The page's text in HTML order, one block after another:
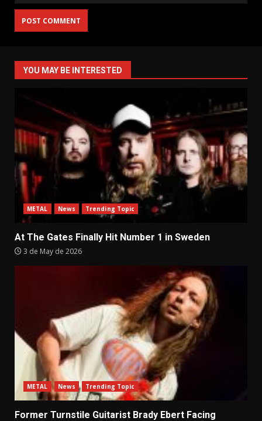
YOU MAY BE INTERESTED
METAL News Trending Topic
At The Gates Finally Hit Number 1 in Sweden
3 de May de 2026
METAL News Trending Topic
Former Turnstile Guitarist Brady Ebert Facing